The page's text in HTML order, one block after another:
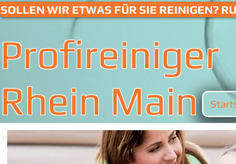
SOLLEN WIR ETWAS FÜR SIE REINIGEN?
Profireiniger
Rhein Main